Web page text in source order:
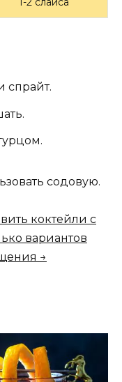
спрайт.
содовую.
коктейли с
вариантов
→